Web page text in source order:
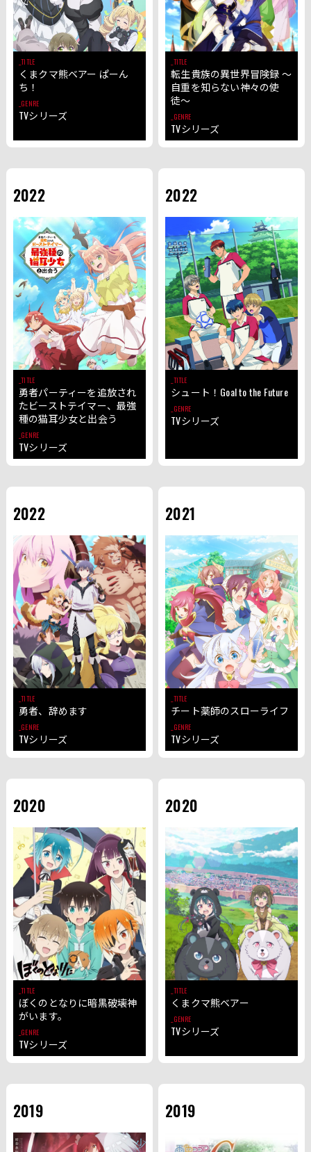
TITLE
くまクマ熊ベアー ぱーん
ち！
GENRE
TVシリーズ
TITLE
転生貴族の異世界冒険録 〜
自重を知らない神々の使
徒〜
GENRE
TVシリーズ
TITLE
勇者パーティーを追放され
たビーストテイマー、最強
種の猫耳少女と出会う
GENRE
TVシリーズ
TITLE
シュート！Goal to the Future
GENRE
TVシリーズ
TITLE
勇者、辞めます
GENRE
TVシリーズ
TITLE
チート薬師のスローライフ
GENRE
TVシリーズ
TITLE
ぼくのとなりに暗黒破壊神
がいます。
GENRE
TVシリーズ
TITLE
くまクマ熊ベアー
GENRE
TVシリーズ